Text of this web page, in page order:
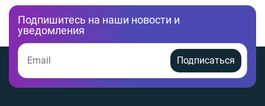
Подпишитесь на наши новости и
уведомления
Подписаться